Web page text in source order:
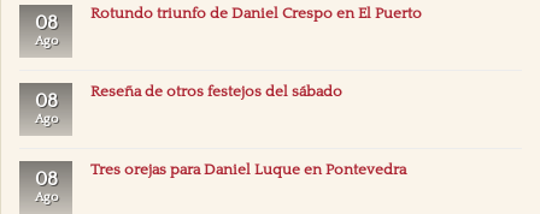
08
Ago
Rotundo triunfo de Daniel Crespo en El Puerto
08
Ago
Reseña de otros festejos del sábado
08
Ago
Tres orejas para Daniel Luque en Pontevedra